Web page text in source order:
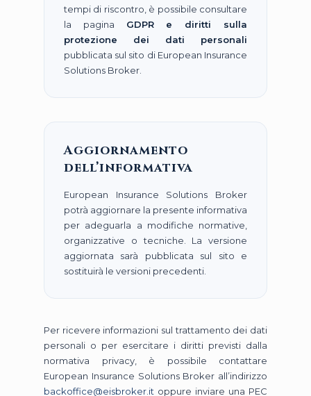
tempi di riscontro, è possibile consultare
la pagina GDPR e diritti sulla
protezione dei dati personali
pubblicata sul sito di European Insurance
Solutions Broker.
Aggiornamento
dell’informativa
European Insurance Solutions Broker
potrà aggiornare la presente informativa
per adeguarla a modifiche normative,
organizzative o tecniche. La versione
aggiornata sarà pubblicata sul sito e
sostituirà le versioni precedenti.
Per ricevere informazioni sul trattamento dei dati
personali o per esercitare i diritti previsti dalla
normativa privacy, è possibile contattare
European Insurance Solutions Broker all’indirizzo
backoffice@eisbroker.it oppure inviare una PEC